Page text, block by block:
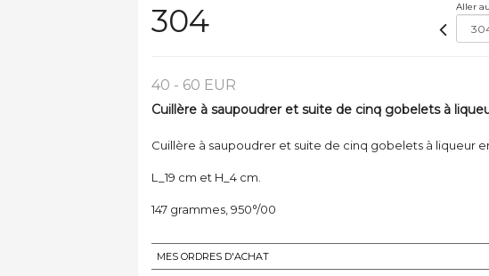
304 Aller
40 - 60 EUR
Cuillère à saupoudrer et suite de cinq gobelets à
Cuillère à saupoudrer et suite de cinq gobelets à liqueur
L_19 cm et H_4 cm.
147 grammes, 950°/00
MES ORDRES D'ACHAT